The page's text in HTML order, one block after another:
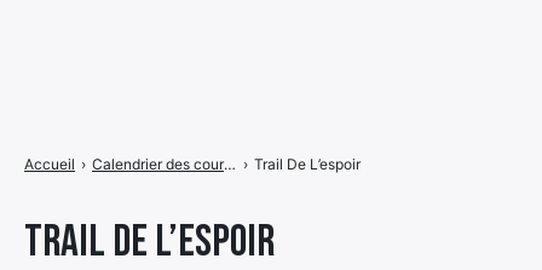
Trail De L’espoir
Accueil › Calendrier des courses › Trail De L’espoir
de